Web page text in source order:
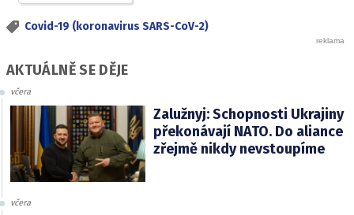
Covid-19 (koronavirus SARS-CoV-2)
AKTUÁLNĚ SE DĚJE
včera
Zalužnyj: Schopnosti Ukrajiny
překonávají NATO. Do aliance
zřejmě nikdy nevstoupíme
včera